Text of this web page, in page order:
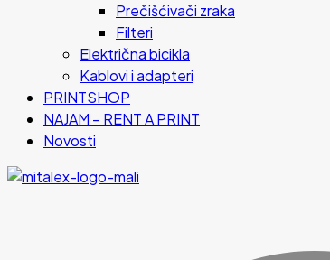
Prečišćivači zraka
Filteri
Električna bicikla
Kablovi i adapteri
PRINTSHOP
NAJAM – RENT A PRINT
Novosti